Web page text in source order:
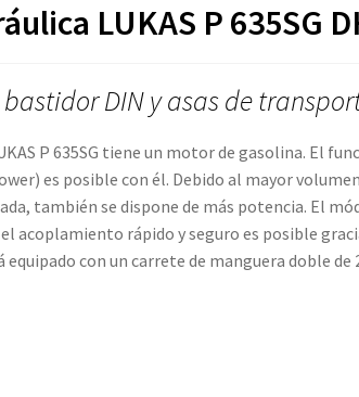
LUKAS P 635SG
DIN y asas de
P 635SG tiene un motor de gasolina. El
es posible con él. Debido al mayor
también se dispone de más potencia. El
el acoplamiento rápido y seguro es posible
equipado con un carrete de manguera doble de